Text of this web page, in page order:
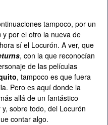
tampoco, por un
y por el otro la nueva de
sí el Locurón. A ver, que
, con la que reconocían
de las películas
, tampoco es que fuera
Pero es aquí donde la
allá de un fantástico
sobre todo, del Locurón
contar algo.